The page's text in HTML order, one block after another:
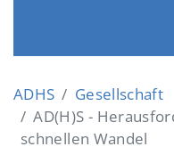
ADHS
Gesellschaft
AD(H)S -
schnellen Wandel